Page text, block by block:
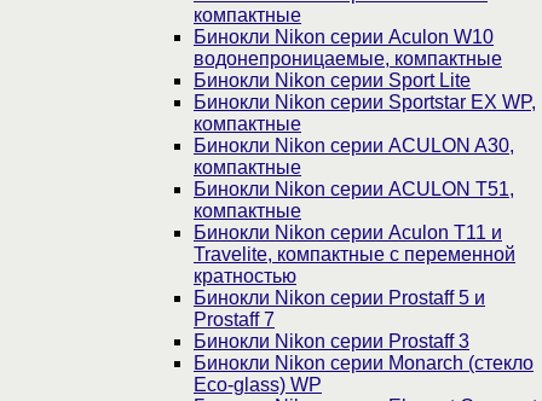
компактные
Бинокли Nikon серии Aculon W10
водонепроницаемые, компактные
Бинокли Nikon серии Sport Lite
Бинокли Nikon серии Sportstar EX WP,
компактные
Бинокли Nikon серии ACULON A30,
компактные
Бинокли Nikon серии ACULON Т51,
компактные
Бинокли Nikon серии Aculon T11 и
Travelite, компактные с переменной
кратностью
Бинокли Nikon серии Prostaff 5 и
Prostaff 7
Бинокли Nikon серии Prostaff 3
Бинокли Nikon серии Monarch (стекло
Eco-glass) WP